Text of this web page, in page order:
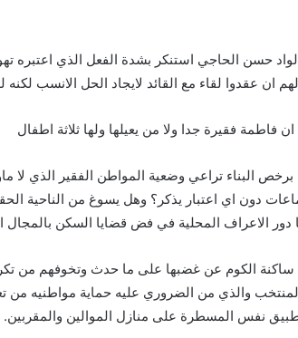
حسن الحاجي استنكر بشدة الفعل الذي
ان عقدوا لقاء مع القائد لايجاد الحل الانسب لكنه
فقيرة جدا ولا من يعيلها ولها ثلاثة اطفال
برخص البناء تراعي وضعية المواطن الفقير الذي لا
دون اي اعتبار يذكر؟ وهل يسوغ من الناحية
دور الاعراف المحلية في فض قضايا السكن بالمجال
الكوم عن غضبها على ما حدث وتخوفهم من
والذي من الضروري عليه حماية مواطنيه من
نفس المسطرة على منازل الموالين والمقربين.